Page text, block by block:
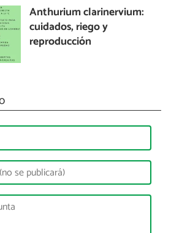
Anthurium clarinervium:
cuidados, riego y
reproducción